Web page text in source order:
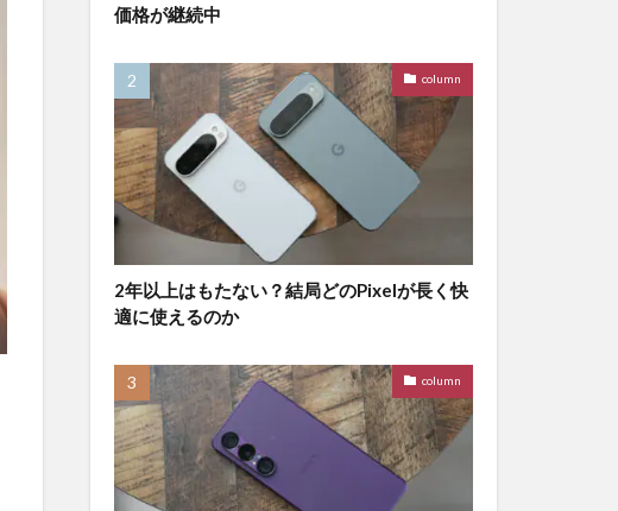
価格が継続中
column
2年以上はもたない？結局どのPixelが長く快
適に使えるのか
column